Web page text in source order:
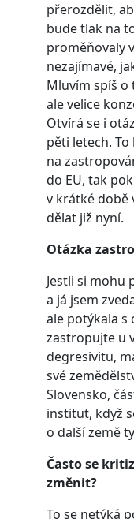
přerozdělit,
bude tlak na
proměňovaly
nezajímavé,
Mluvím spíš o
ale velice
Otvírá se i
pěti letech.
na
do EU, tak
v krátké době
dělat již nyní.
Otázka
Jestli si mohu
a já jsem
ale potýkala s
zastropujte u
degresivitu,
své
Slovensko,
institut, když
o další země
Často se
změnit?
To se netýká